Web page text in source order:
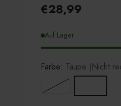
Unverbindliche
€28,99
Auf Lager
Farbe: Taupe (Nicht